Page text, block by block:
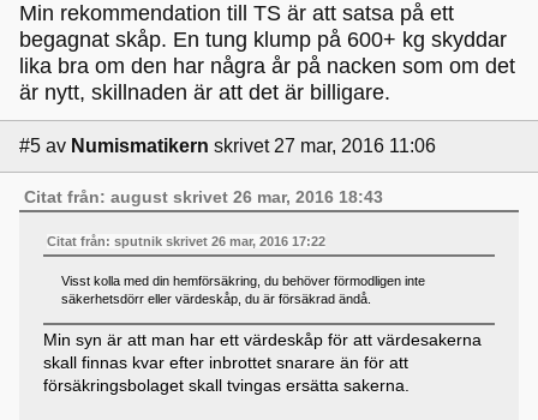
Min rekommendation till TS är att satsa på ett
begagnat skåp. En tung klump på 600+ kg skyddar
lika bra om den har några år på nacken som om det
är nytt, skillnaden är att det är billigare.
#5 av Numismatikern skrivet 27 mar, 2016 11:06
Citat från: august skrivet 26 mar, 2016 18:43
Citat från: sputnik skrivet 26 mar, 2016 17:22
Visst kolla med din hemförsäkring, du behöver förmodligen inte
säkerhetsdörr eller värdeskåp, du är försäkrad ändå.
Min syn är att man har ett värdeskåp för att värdesakerna
skall finnas kvar efter inbrottet snarare än för att
försäkringsbolaget skall tvingas ersätta sakerna.